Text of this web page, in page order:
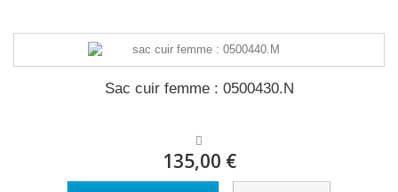
Sac cuir femme : 0500430.N
135,00 €